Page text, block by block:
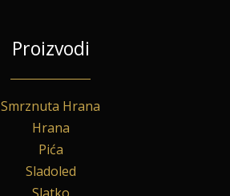
Proizvodi
Smrznuta Hrana
Hrana
Pića
Sladoled